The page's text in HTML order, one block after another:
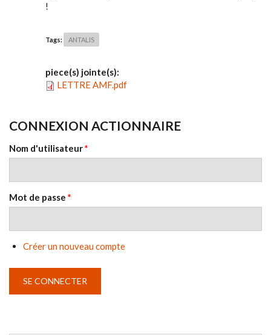
!
Tags: ANTALIS
piece(s) jointe(s):
LETTRE AMF.pdf
CONNEXION ACTIONNAIRE
Nom d'utilisateur*
Mot de passe *
Créer un nouveau compte